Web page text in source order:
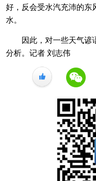
好，反会受水汽充沛的东
水。
因此，对一些天气谚
分析。记者 刘志伟
+1